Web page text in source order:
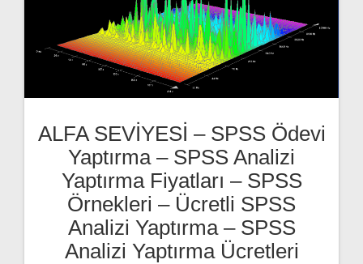
ALFA SEVİYESİ – SPSS Ödevi
Yaptırma – SPSS Analizi
Yaptırma Fiyatları – SPSS
Örnekleri – Ücretli SPSS
Analizi Yaptırma – SPSS
Analizi Yaptırma Ücretleri